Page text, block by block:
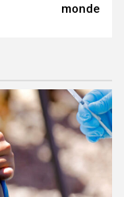
monde